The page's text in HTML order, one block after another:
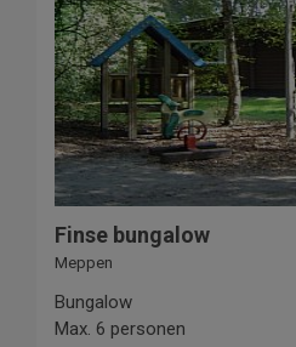
Finse bungalow
Meppen
Bungalow
Max. 6 personen